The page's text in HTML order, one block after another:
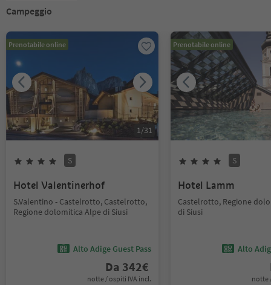
Campeggio
Prenotabile online
1/31
S
Hotel Valentinerhof
S.Valentino - Castelrotto, Castelrotto,
Regione dolomitica Alpe di Siusi
Alto Adige Guest Pass
Da 342€
notte / ospiti IVA incl.
Prenotabile online
S
Hotel Lamm
Castelrotto, Regione
di Siusi
Alto
notte